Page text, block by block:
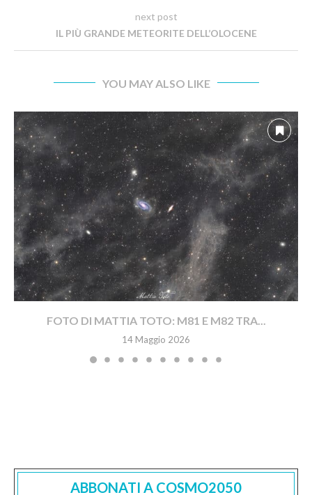
next post
IL PIÙ GRANDE METEORITE DELL’OLOCENE
YOU MAY ALSO LIKE
FOTO DI MATTIA TOTO: M81 E M82 TRA...
14 Maggio 2026
ABBONATI A COSMO2050